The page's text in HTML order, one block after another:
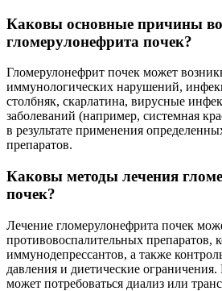
Каковы основные причины
гломерулонефрита почек?
Гломерулонефрит почек может
иммунологических нарушений,
столбняк, скарлатина, вирусные
заболеваний (например, системная
в результате применения
препаратов.
Каковы методы лечения
почек?
Лечение гломерулонефрита почек
противовоспалительных препаратов,
иммунодепрессантов, а также
давления и диетические
может потребоваться диализ или